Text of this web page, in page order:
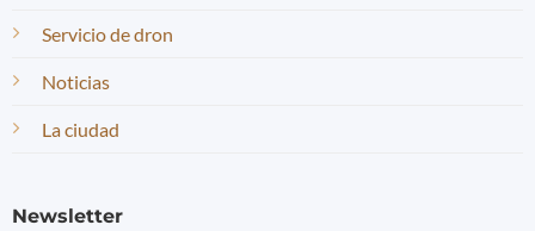
Servicio de dron
Noticias
La ciudad
Newsletter